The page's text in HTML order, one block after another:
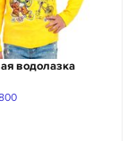
водолазка